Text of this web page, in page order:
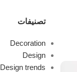
تصنيفات
Decoration
Design
Design trends